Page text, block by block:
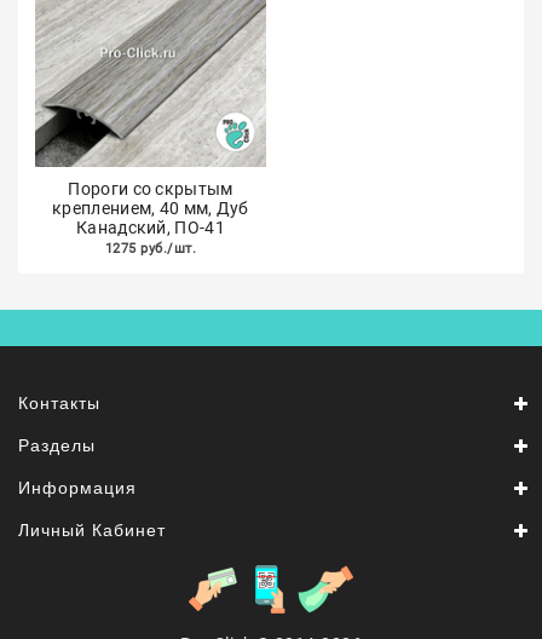
Пороги со скрытым
креплением, 40 мм, Дуб
Канадский, ПО-41
1275 руб./шт.
Контакты
Разделы
Информация
Личный Кабинет